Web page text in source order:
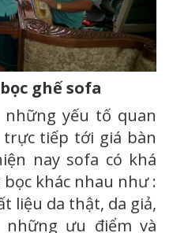
ghế sofa
yếu tố quan
tiếp tới giá bàn
nay sofa có khá
khác nhau như :
liệu da thật, da giả,
ưu điểm và